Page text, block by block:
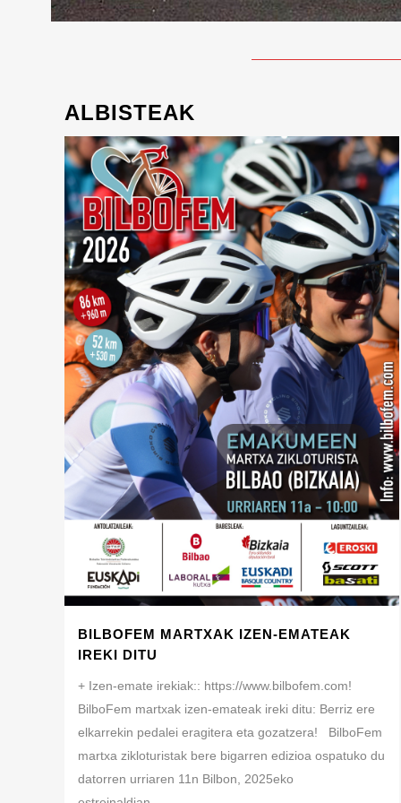
ALBISTEAK
BILBOFEM MARTXAK IZEN-EMATEAK
IREKI DITU
+ Izen-emate irekiak:: https://www.bilbofem.com!
BilboFem martxak izen-emateak ireki ditu: Berriz ere
elkarrekin pedalei eragitera eta gozatzera! BilboFem
martxa zikloturistak bere bigarren edizioa ospatuko du
datorren urriaren 11n Bilbon, 2025eko